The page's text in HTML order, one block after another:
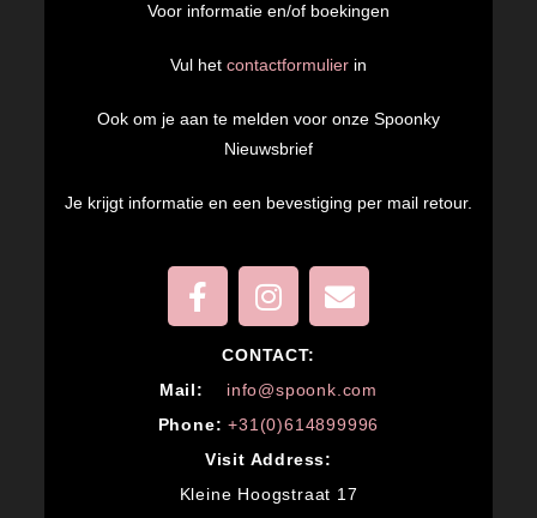
Voor informatie en/of boekingen
Vul het contactformulier in
Ook om je aan te melden voor onze Spoonky
Nieuwsbrief
Je krijgt informatie en een bevestiging per mail retour.
CONTACT:
Mail:
info@spoonk.com
Phone: +31(0)614899996
Visit Address:
Kleine Hoogstraat 17